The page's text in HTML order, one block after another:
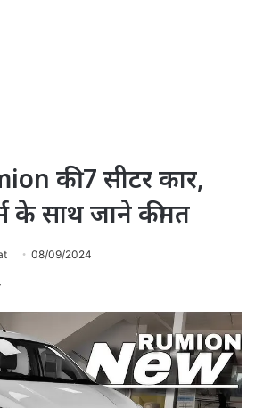
की 7 सीटर कार,
के साथ जाने कीमत
08/09/2024